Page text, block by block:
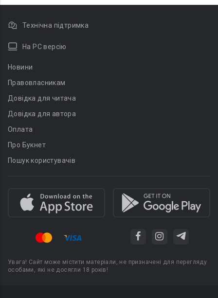
Технічна підтримка
На PC версію
Новини
Правовласникам
Довідка для читача
Довідка для автора
Оплата
Про Букнет
Пошук користувачів
Увага! Сайт може містити матеріали, не призначені для перегляду
особами, які не досягли 18 років!